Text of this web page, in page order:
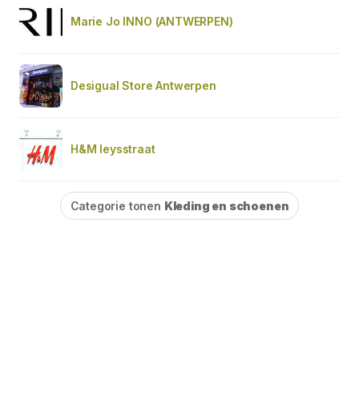
Marie Jo INNO (ANTWERPEN)
Desigual Store Antwerpen
H&M leysstraat
Categorie tonen Kleding en schoenen